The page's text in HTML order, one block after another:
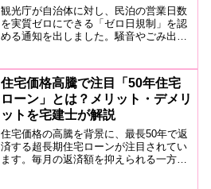
観光庁が自治体に対し、民泊の営業日数
を実質ゼロにできる「ゼロ日規制」を認
める通知を出しました。騒音やごみ出し
を宅建士が分かりやすく解説します。
住宅価格高騰で注目「50年住宅
ローン」とは？メリット・デメリ
ットを宅建士が解説
住宅価格の高騰を背景に、最長50年で返
済する超長期住宅ローンが注目されてい
ます。毎月の返済額を抑えられる一方